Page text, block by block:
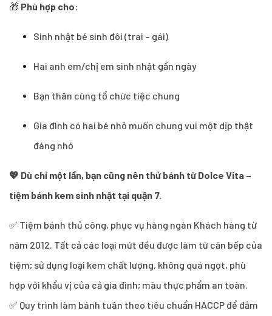
🎁 Phù hợp cho:
Sinh nhật bé sinh đôi (trai – gái)
Hai anh em/chị em sinh nhật gần ngày
Bạn thân cùng tổ chức tiệc chung
Gia đình có hai bé nhỏ muốn chung vui một dịp thật
đáng nhớ
💖 Dù chỉ một lần, bạn cũng nên thử bánh từ Dolce Vita –
tiệm bánh kem sinh nhật tại quận 7.
✅ Tiệm bánh thủ công, phục vụ hàng ngàn Khách hàng từ
năm 2012. Tất cả các loại mứt đều được làm từ căn bếp của
tiệm; sử dụng loại kem chất lượng, không quá ngọt, phù
hợp với khẩu vị của cả gia đình; màu thực phẩm an toàn.
✅ Quy trình làm bánh tuân theo tiêu chuẩn HACCP để đảm